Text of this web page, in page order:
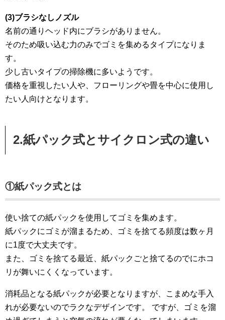
(3)ブラシなしノズル
名前の通りヘッド内にブラシがありません。
そのため吸い込む力のみでゴミを集めるタイプになりま
す。
少し古いタイプの掃除機に多いようです。
価格を重視したい人や、フローリングや畳を中心に使用し
たい人向けとなります。
2.紙パック式とサイクロン式の違い
①紙パック式とは
使い捨ての紙パックを使用してゴミを集めます。
紙パックにゴミが溜まるため、ゴミを捨てる頻度は数ヶ月
に1度で大丈夫です。
また、ゴミを捨てる最近、紙パックごと捨てるのでにホコ
リが舞いにくくなっています。
消耗品となる紙パックが必要となりますが、こまめな手入
れが必要ないのでラクなデザインです。 ですが、ゴミを溜